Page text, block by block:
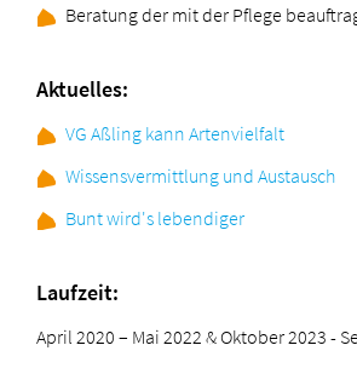
Beratung der mit der Pflege
Aktuelles:
VG Aßling kann Artenvielfalt
Wissensvermittlung und Austausch
Bunt wird's lebendiger
Laufzeit:
April 2020 – Mai 2022 & Oktober 2023 -